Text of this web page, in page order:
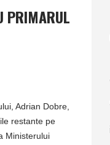
PRIMARUL
Adrian Dobre,
restante pe
Ministerului